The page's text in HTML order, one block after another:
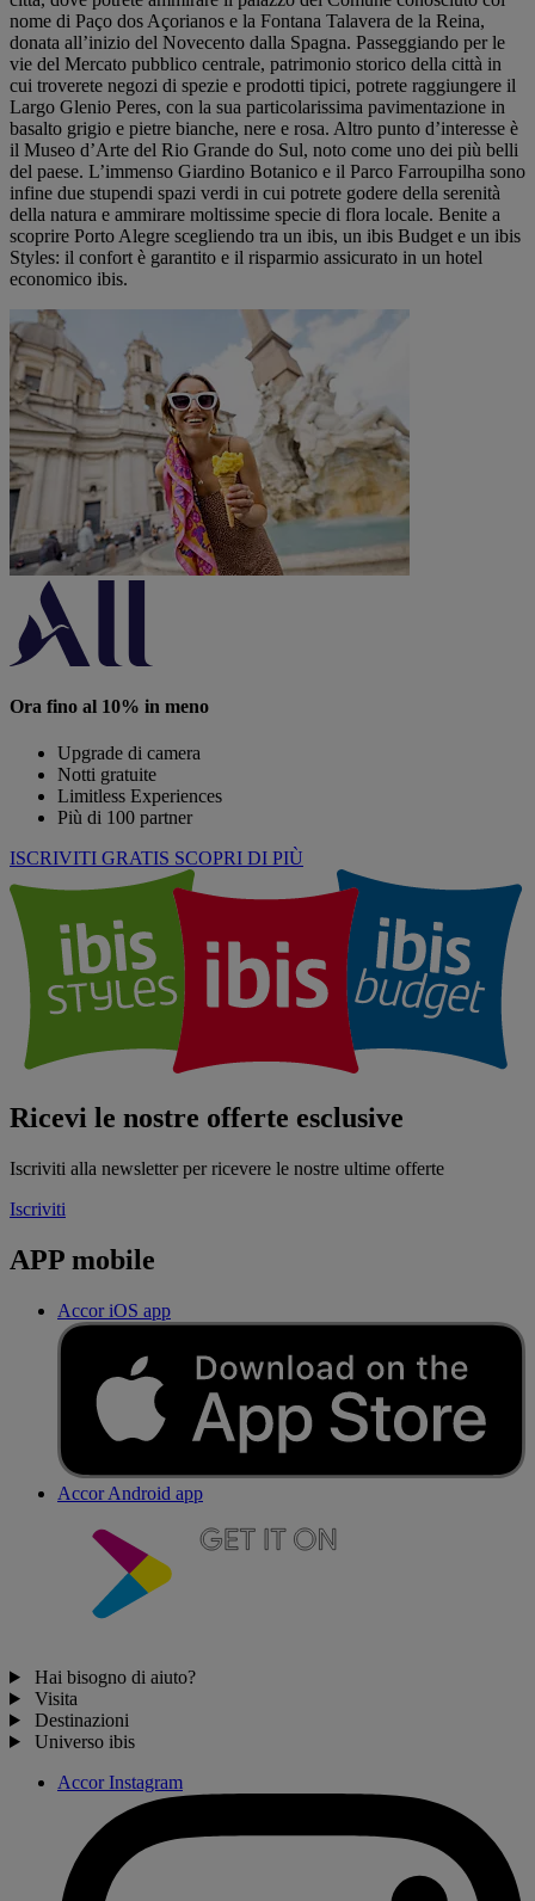
nome di Paço dos Açorianos e la Fontana Talavera de la Reina,
donata all’inizio del Novecento dalla Spagna. Passeggiando per le
vie del Mercato pubblico centrale, patrimonio storico della città in
cui troverete negozi di spezie e prodotti tipici, potrete raggiungere il
Largo Glenio Peres, con la sua particolarissima pavimentazione in
basalto grigio e pietre bianche, nere e rosa. Altro punto d’interesse è
il Museo d’Arte del Rio Grande do Sul, noto come uno dei più belli
del paese. L’immenso Giardino Botanico e il Parco Farroupilha sono
infine due stupendi spazi verdi in cui potrete godere della serenità
della natura e ammirare moltissime specie di flora locale. Benite a
scoprire Porto Alegre scegliendo tra un ibis, un ibis Budget e un ibis
Styles: il confort è garantito e il risparmio assicurato in un hotel
economico ibis.
Ora fino al 10% in meno
Upgrade di camera
Notti gratuite
Limitless Experiences
Più di 100 partner
ISCRIVITI GRATIS SCOPRI DI PIÙ
Ricevi le nostre offerte esclusive
Iscriviti alla newsletter per ricevere le nostre ultime offerte
Iscriviti
APP mobile
Accor iOS app
Accor Android app
Hai bisogno di aiuto?
Visita
Destinazioni
Universo ibis
Accor Instagram